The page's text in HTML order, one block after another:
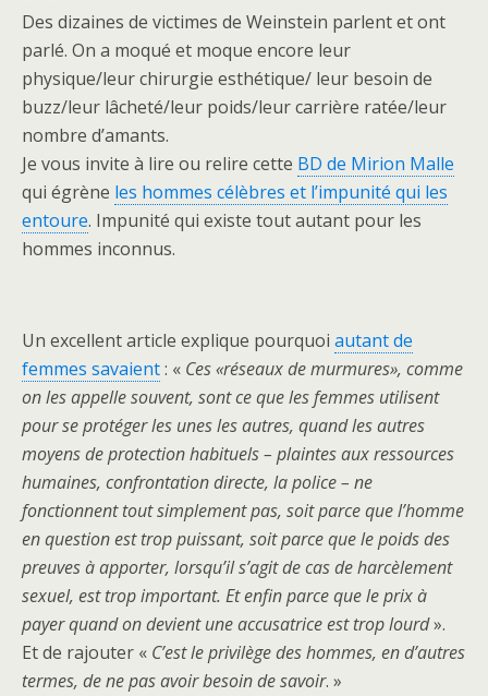
Des dizaines de victimes de Weinstein parlent et ont
parlé. On a moqué et moque encore leur
physique/leur chirurgie esthétique/ leur besoin de
buzz/leur lâcheté/leur poids/leur carrière ratée/leur
nombre d’amants.
Je vous invite à lire ou relire cette BD de Mirion Malle
qui égrène les hommes célèbres et l’impunité qui les
entoure. Impunité qui existe tout autant pour les
hommes inconnus.
Un excellent article explique pourquoi autant de
femmes savaient: « Ces «réseaux de murmures», comme
on les appelle souvent, sont ce que les femmes utilisent
pour se protéger les unes les autres, quand les autres
moyens de protection habituels – plaintes aux ressources
humaines, confrontation directe, la police – ne
fonctionnent tout simplement pas, soit parce que l’homme
en question est trop puissant, soit parce que le poids des
preuves à apporter, lorsqu’il s’agit de cas de harcèlement
sexuel, est trop important. Et enfin parce que le prix à
payer quand on devient une accusatrice est trop lourd».
Et de rajouter « C’est le privilège des hommes, en d’autres
termes, de ne pas avoir besoin de savoir. »